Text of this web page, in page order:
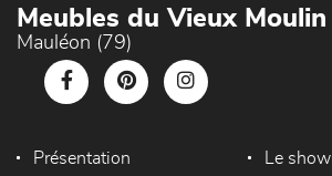
Meubles du Vieux Moulin
Mauléon (79)
Présentation Le